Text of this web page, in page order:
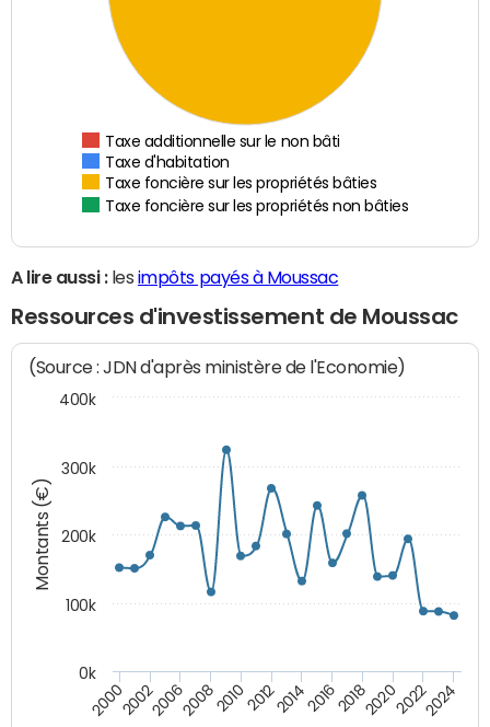
Taxe additionnelle sur le non bâti
Taxe d'habitation
Taxe foncière sur les propriétés bâties
Taxe foncière sur les propriétés non bâties
A lire aussi :les impôts payés à Moussac
Ressources d'investissement de Moussac
Montants (€)
(Source : JDN d'après ministère de l'Economie)
200020022006200820102012201420162018202020222024
100k
200k
300k
0k
400k